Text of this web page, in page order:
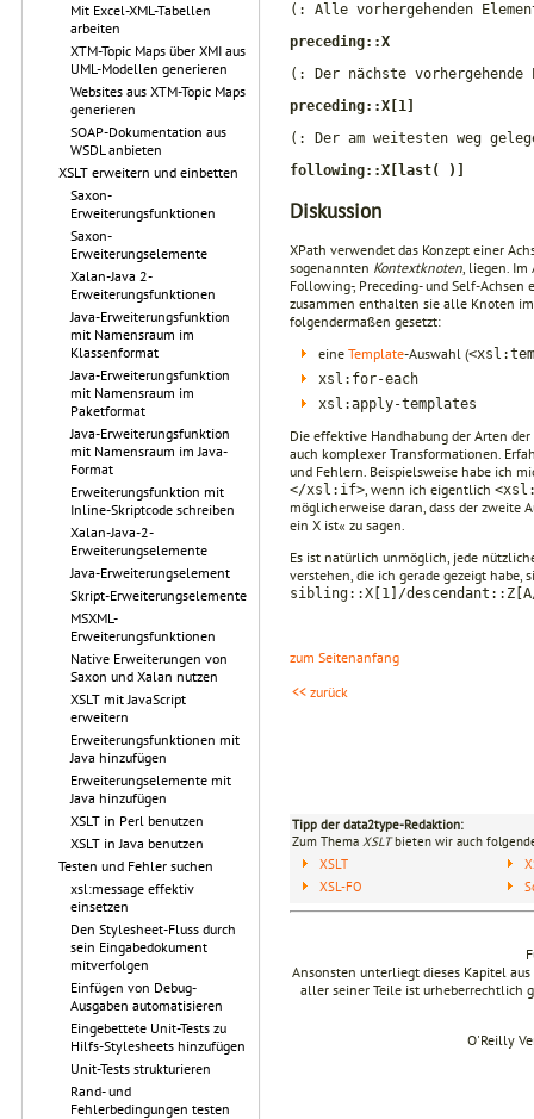
Mit Excel-XML-Tabellen
arbeiten
XTM-Topic Maps über XMI aus
UML-Modellen generieren
Websites aus XTM-Topic Maps
generieren
SOAP-Dokumentation aus
WSDL anbieten
XSLT erweitern und einbetten
Saxon-
Erweiterungsfunktionen
Saxon-
Erweiterungselemente
Xalan-Java 2-
Erweiterungsfunktionen
Java-Erweiterungsfunktion
mit Namensraum im
Klassenformat
Java-Erweiterungsfunktion
mit Namensraum im
Paketformat
Java-Erweiterungsfunktion
mit Namensraum im Java-
Format
Erweiterungsfunktion mit
Inline-Skriptcode schreiben
Xalan-Java-2-
Erweiterungselemente
Java-Erweiterungselement
Skript-Erweiterungselemente
MSXML-
Erweiterungsfunktionen
Native Erweiterungen von
Saxon und Xalan nutzen
XSLT mit JavaScript
erweitern
Erweiterungsfunktionen mit
Java hinzufügen
Erweiterungselemente mit
Java hinzufügen
XSLT in Perl benutzen
XSLT in Java benutzen
Testen und Fehler suchen
xsl:message effektiv
einsetzen
Den Stylesheet-Fluss durch
sein Eingabedokument
mitverfolgen
Einfügen von Debug-
Ausgaben automatisieren
Eingebettete Unit-Tests zu
Hilfs-Stylesheets hinzufügen
Unit-Tests strukturieren
Rand- und
Fehlerbedingungen testen
(: Alle vorhergehenden
preceding::X
(: Der nächste vorhergehende
preceding::X[1]
(: Der am weitesten weg
following::X[last( )]
Diskussion
XPath verwendet das Konzept einer
sogenannten Kontextknoten, liegen. Im
Following-, Preceding- und Self-
zusammen enthalten sie alle Knoten
folgendermaßen gesetzt:
eine Template-Auswahl (
xsl:for-each
xsl:apply-templates
Die effektive Handhabung der Arten
auch komplexer Transformationen.
und Fehlern. Beispielsweise habe ich
</xsl:if>, wenn ich eigentlich
möglicherweise daran, dass der zweite
ein X ist« zu sagen.
Es ist natürlich unmöglich, jede
verstehen, die ich gerade gezeigt habe,
sibling::X[1]/
zum Seitenanfang
<< zurück
Tipp der data2type-Redaktion:
Zum Thema XSLTbieten wir auch
XSLT
XSL-FO
Ansonsten unterliegt dieses Kapitel aus
aller seiner Teile ist urheberrechtlich
O'Reilly